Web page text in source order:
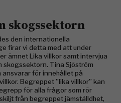
skogssektorn
den internationella
firar vi detta med att under
ämnet Lika villkor samt intervjua
Tina Sjöström
ansvarar för innehållet på
Begreppet ”lika villkor” kan
för alla frågor som rör
från begreppet jämställdhet,